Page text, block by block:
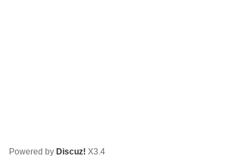
Powered by Discuz! X3.4